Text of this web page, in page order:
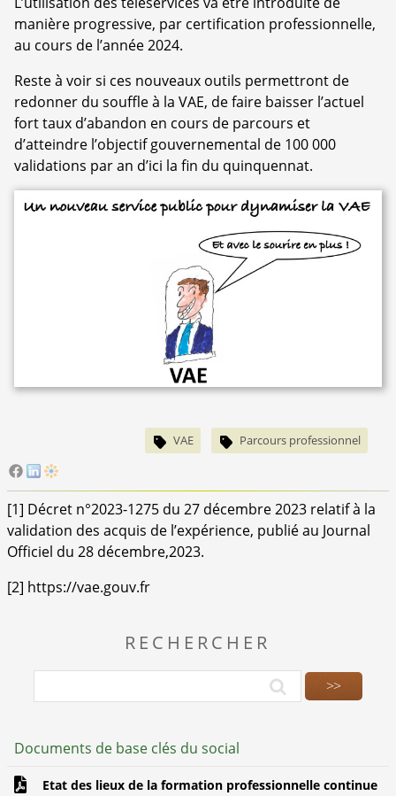
manière progressive, par certification professionnelle,
au cours de l’année 2024.
Reste à voir si ces nouveaux outils permettront de
redonner du souffle à la VAE, de faire baisser l’actuel
fort taux d’abandon en cours de parcours et
d’atteindre l’objectif gouvernemental de 100 000
validations par an d’ici la fin du quinquennat.
VAE Parcours professionnel
[1] Décret n°2023-1275 du 27 décembre 2023 relatif à la
validation des acquis de l’expérience, publié au Journal
Officiel du 28 décembre,2023.
[2] https://vae.gouv.fr
RECHERCHER
Documents de base clés du social
Etat des lieux de la formation professionnelle continue